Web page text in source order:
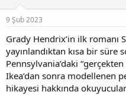
b
a
ş
a
t
a
n
ç
a
r
i
h
9 Şub 2023
Grady Hendrix’in ilk romanı
yayınlandıktan kısa bir süre
Pennsylvania’daki
Ikea’dan sonra modellenen
hikayesi hakkında